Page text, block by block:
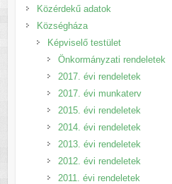
Közérdekű adatok
Községháza
Képviselő testület
Önkormányzati rendeletek
2017. évi rendeletek
2017. évi munkaterv
2015. évi rendeletek
2014. évi rendeletek
2013. évi rendeletek
2012. évi rendeletek
2011. évi rendeletek